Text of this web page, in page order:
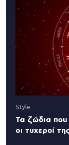
Style
Τα ζώδια που
οι τυχεροί